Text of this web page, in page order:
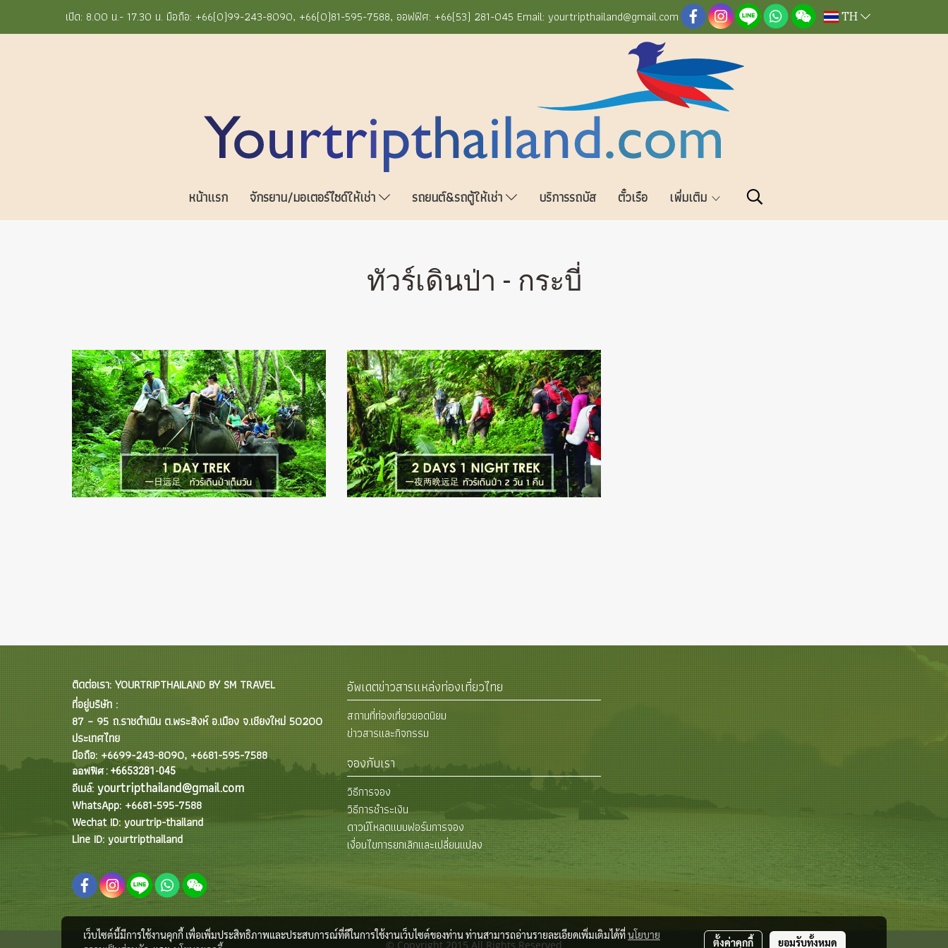
เปิด: 8.00 น.- 17.30 น. มือถือ: +66(0)99-243-8090, +66(0)81-595-7588, ออฟฟิศ: +66(53) 281-045 Email: yourtripthailand@gmail.com TH
หน้าแรก จักรยาน/มอเตอร์ไซด์ให้เช่า รถยนต์&รถตู้ให้เช่า บริการรถบัส ตั๋วเรือ เพิ่มเติม
ทัวร์เดินป่า - กระบี่
ติดต่อเรา: YOURTRIPTHAILAND BY SM TRAVEL
ที่อยู่บริษัท :
87 – 95 ถ.ราชดำเนิน ต.พระสิงห์ อ.เมือง จ.เชียงใหม่ 50200
ประเทศไทย
มือถือ: +6699-243-8090, +6681-595-7588
ออฟฟิศ : +6653281-045
อีเมล์: yourtripthailand@gmail.com
WhatsApp: +6681-595-7588
Wechat ID: yourtrip-thailand
Line ID: yourtripthailand
อัพเดตข่าวสารแหล่งท่องเที่ยวไทย
สถานที่ท่องเที่ยวยอดนิยม
ข่าวสารและกิจกรรม
จองกับเรา
วิธีการจอง
วิธีการชำระเงิน
ดาวน์โหลดแบบฟอร์มการจอง
เงื่อนไขการยกเลิกและเปลี่ยนแปลง
© Copyright 2015 All Rights Reserved
เว็บไซต์นี้มีการใช้งานคุกกี้ เพื่อเพิ่มประสิทธิภาพและประสบการณ์ที่ดีในการใช้งานเว็บไซต์ของท่าน ท่านสามารถอ่านรายละเอียดเพิ่มเติมได้ที่นโยบาย
ตั้งค่าคุกกี้ ยอมรับทั้งหมด